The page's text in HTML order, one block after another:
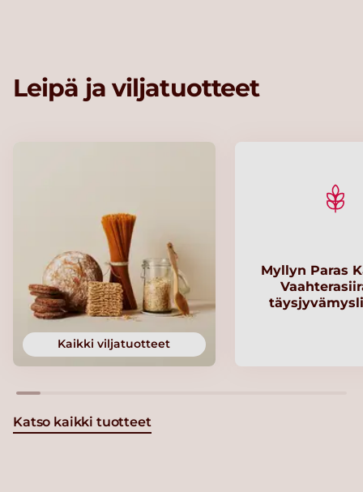
Leipä ja viljatuotteet
Kaikki viljatuotteet
Myllyn Paras
Katso kaikki tuotteet